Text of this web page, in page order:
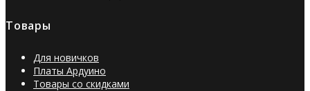
Товары
Для новичков
Платы Ардуино
Товары со скидками